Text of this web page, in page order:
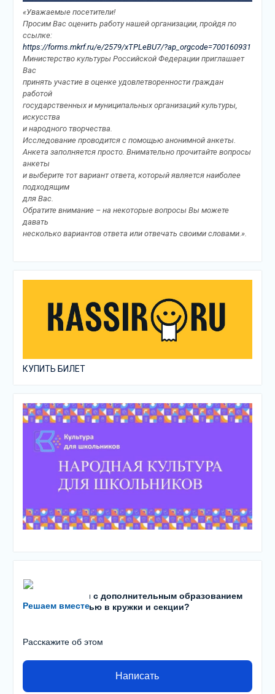
«Уважаемые посетители!
Просим Вас оценить работу нашей организации, пройдя по
ссылке:
https://forms.mkrf.ru/e/2579/xTPLeBU7/?ap_orgcode=700160931
Министерство культуры Российской Федерации приглашает
Вас
принять участие в оценке удовлетворенности граждан
работой
государственных и муниципальных организаций культуры,
искусства
и народного творчества.
Исследование проводится с помощью анонимной анкеты.
Анкета заполняется просто. Внимательно прочитайте вопросы
анкеты
и выберите тот вариант ответа, который является наиболее
подходящим
для Вас.
Обратите внимание – на некоторые вопросы Вы можете
давать
несколько вариантов ответа или отвечать своими словами.».
КУПИТЬ БИЛЕТ
Решаем вместе
Есть проблемы с дополнительным образованием
детей? С записью в кружки и секции?
Расскажите об этом
Написать